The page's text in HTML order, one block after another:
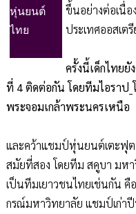
หุ่นยนต์
ไทย
ขึ้นอย่างต่อเนื่อ
ประเทศออสเต
ครั้งนี้เด็กไทย
ที่ 4 ติดต่อกัน โดยทีมไอราป
พระจอมเกล้าพระนครเหนือ
และคว้าแชมป์หุ่นยนต์เตะฟุต
สมัยที่สอง โดยทีม สคูบา มห
เป็นทีมเยาวชนไทยเช่นกัน
กรณ์มหาวิทยาลัย แชมป์เก่า